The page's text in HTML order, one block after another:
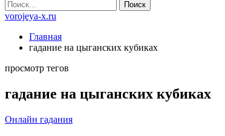
vorojeya-x.ru
Главная
гадание на цыганских кубиках
просмотр тегов
гадание на цыганских кубиках
Онлайн гадания